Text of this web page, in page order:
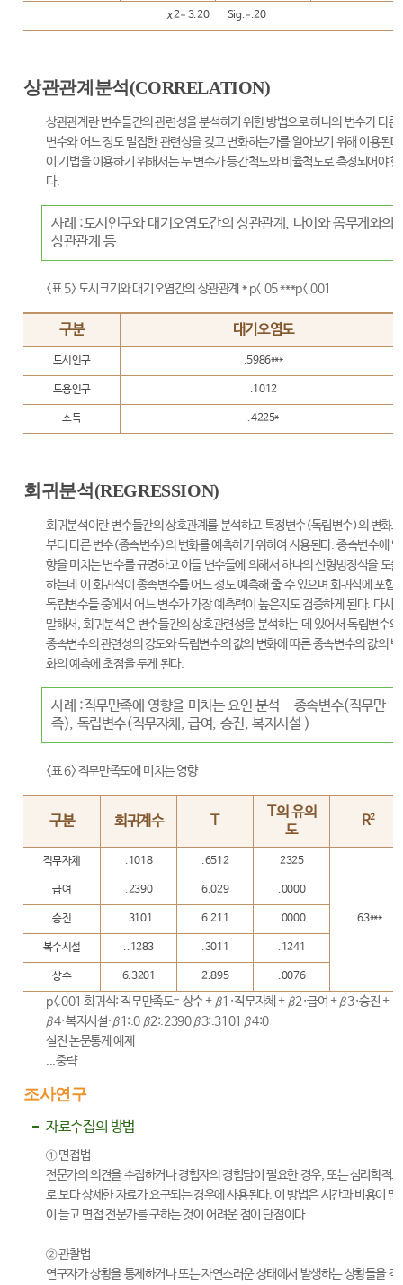
χ2= 3.20 Sig.=.20
상관관계분석(CORRELATION)
상관관계란 변수들간의 관련성을 분석하기 위한 방법으로 하나의 변수가 다른
변수와 어느 정도 밀접한 관련성을 갖고 변화하는가를 알아보기 위해 이용된
이 기법을 이용하기 위해서는 두 변수가 등간척도와 비율척도로 측정되어야 한
다.
사례 :도시인구와 대기오염도간의 상관관계, 나이와 몸무게와의
상관관계 등
<표 5> 도시크기와 대기오염간의 상관관계 * p<.05 ***p<.001
구분 대기오염도
도시인구 .5986***
도용인구 .1012
소득 .4225*
회귀분석(REGRESSION)
회귀분석이란 변수들간의 상호관계를 분석하고 특정변수(독립변수)의 변화로
부터 다른 변수(종속변수)의 변화를 예측하기 위하여 사용된다. 종속변수에 영
향을 미치는 변수를 규명하고 이들 변수들에 의해서 하나의 선형방정식을 도출
하는데 이 회귀식이 종속변수를 어느 정도 예측해 줄 수 있으며 회귀식에 포함
독립변수들 중에서 어느 변수가 가장 예측력이 높은지도 검증하게 된다. 다시
말해서, 회귀분석은 변수들간의 상호관련성을 분석하는 데 있어서 독립변수와
종속변수의 관련성의 강도와 독립변수의 값의 변화에 따른 종속변수의 값의 변
화의 예측에 초점을 두게 된다.
사례 :직무만족에 영향을 미치는 요인 분석 - 종속변수(직무만
족), 독립변수(직무자체, 급여, 승진, 복지시설 )
<표 6> 직무만족도에 미치는 영향
구분 회귀계수 T
T의 유의
도
R2
직무자체 .1018 .6512 2325
.63***
급여 .2390 6.029 .0000
승진 .3101 6.211 .0000
복수시설 ..1283 .3011 .1241
상수 6.3201 2.895 .0076
p<.001 회귀식: 직무만족도= 상수 + β1·직무자체 + β2·급여 + β3·승진 +
β4·복지시설·β1:.0 β2:.2390 β3:.3101 β4:0
실전 논문통계 예제
...중략
조사연구
자료수집의 방법
① 면접법
전문가의 의견을 수집하거나 경험자의 경험담이 필요한 경우, 또는 심리학적으
로 보다 상세한 자료가 요구되는 경우에 사용된다. 이 방법은 시간과 비용이 많
이 들고 면접 전문가를 구하는 것이 어려운 점이 단점이다.
② 관찰법
연구자가 상황을 통제하거나 또는 자연스러운 상태에서 발생하는 상황들을 직